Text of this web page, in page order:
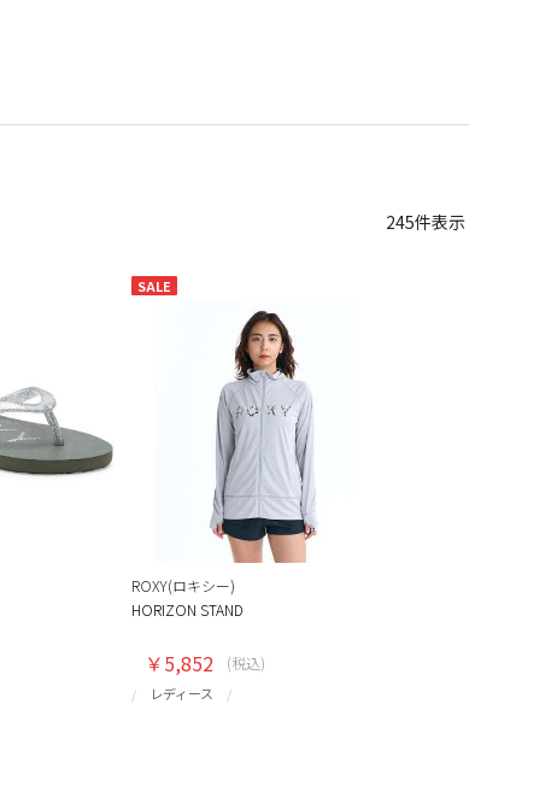
245件表示
SALE
ROXY(ロキシー)
HORIZON STAND
レディース
￥5,852 (税込)